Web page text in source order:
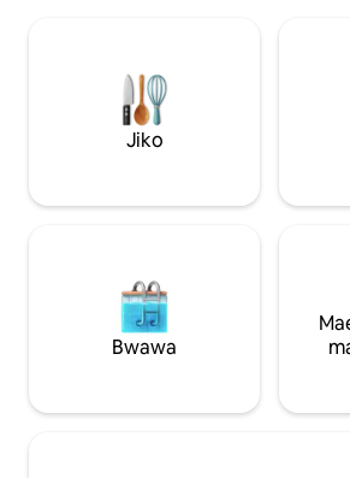
kitropiki kwa wageni 8, maji saa 24 kwa
siku, siku 7 kwa wiki kwenye fleti na
umeme wa ziada kwa ajili ya jengo tu.
Oasis ya kipekee kwa ajili ya
Jiko
Bwawa